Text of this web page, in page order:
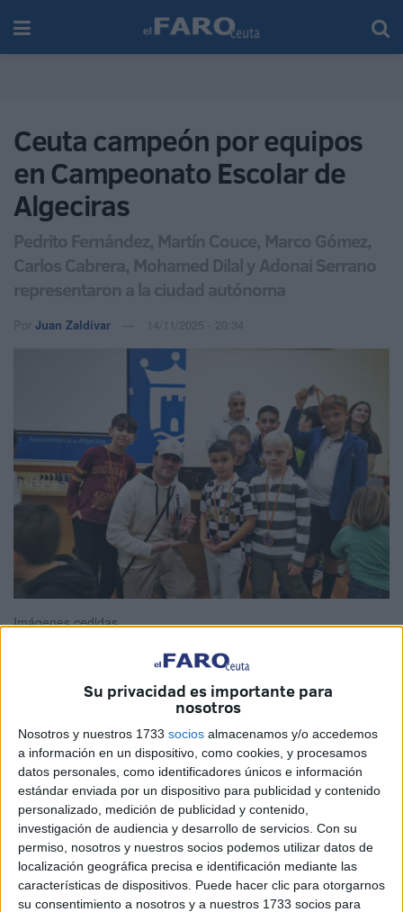
Su privacidad es importante para
nosotros
Nosotros y nuestros 1733 socios almacenamos y/o accedemos
a información en un dispositivo, como cookies, y procesamos
datos personales, como identificadores únicos e información
estándar enviada por un dispositivo para publicidad y contenido
personalizado, medición de publicidad y contenido,
investigación de audiencia y desarrollo de servicios. Con su
permiso, nosotros y nuestros socios podemos utilizar datos de
localización geográfica precisa e identificación mediante las
características de dispositivos. Puede hacer clic para otorgarnos
su consentimiento a nosotros y a nuestros 1733 socios para
Ceuta campeón por equipos
en Campeonato Escolar de
Algeciras
Pedrito Fernández, Martín Couce, Marco Gómez,
Carlos Cabrera, Mohamed Dilal y Adonai Serrano
representaron a la ciudad autónoma
Por Juan Zaldívar 14/11/2025 - 20:34
Imágenes cedidas
Este viernes se ha disputado en las instalaciones del
Pabellón Polideportivo de Algeciras el Campeonato
Escolar de Ajedrez de Algeciras, donde fueron invitados
jugadores de la Federación deAjedrezde Ceuta.Un total
de seis chicosde primaria estuvieron compitiendo en la
ciudad de Algeciras.
Los representantes caballas fueron:Pedrito Fernández,
Martín Couce, Marco Gómez, Carlos Cabrera, Mohamed